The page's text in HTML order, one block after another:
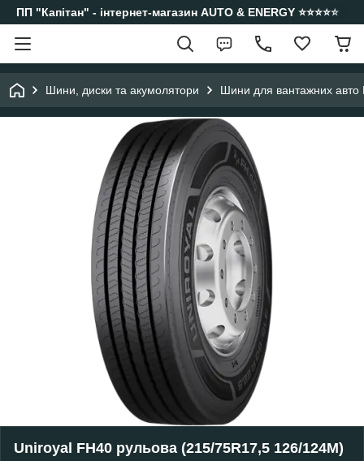
ПП "Капітан" - інтернет-магазин AUTO & ENERGY ⭐️⭐️⭐️⭐️⭐️
Шини, диски та акумолятори Шини для вантажних
Uniroyal FH40 рульова (215/75R17,5 126/124M)